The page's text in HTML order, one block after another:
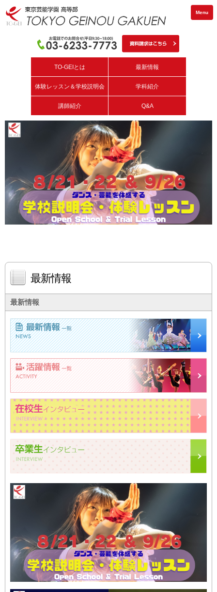
Menu
TO-GEIとは 最新情報
体験レッスン＆学校説明会 学科紹介
講師紹介 Q&A
最新情報
最新情報